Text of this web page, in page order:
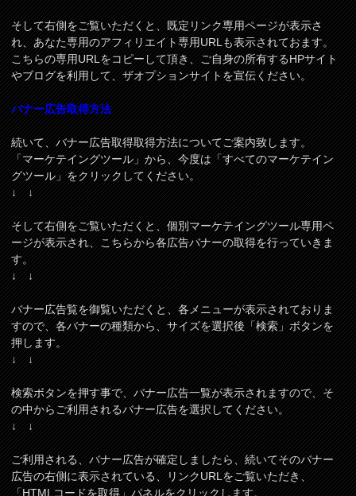
そして右側をご覧いただくと、既定リンク専用ページが表示さ
れ、あなた専用のアフィリエイト専用URLも表示されておます。
こちらの専用URLをコピーして頂き、ご自身の所有するHPサイト
やブログを利用して、ザオプションサイトを宣伝ください。
バナー広告取得方法
続いて、バナー広告取得取得方法についてご案内致します。
「マーケテイングツール」から、今度は「すべてのマーケテイン
グツール」をクリックしてください。
↓ ↓
そして右側をご覧いただくと、個別マーケテイングツール専用ペ
ージが表示され、こちらから各広告バナーの取得を行っていきま
す。
↓ ↓
バナー広告覧を御覧いただくと、各メニューが表示されておりま
すので、各バナーの種類から、サイズを選択後「検索」ボタンを
押します。
↓ ↓
検索ボタンを押す事で、バナー広告一覧が表示されますので、そ
の中からご利用されるバナー広告を選択してください。
↓ ↓
ご利用される、バナー広告が確定しましたら、続いてそのバナー
広告の右側に表示されている、リンクURLをご覧いただき、
「HTMLコードを取得」パネルをクリックします。